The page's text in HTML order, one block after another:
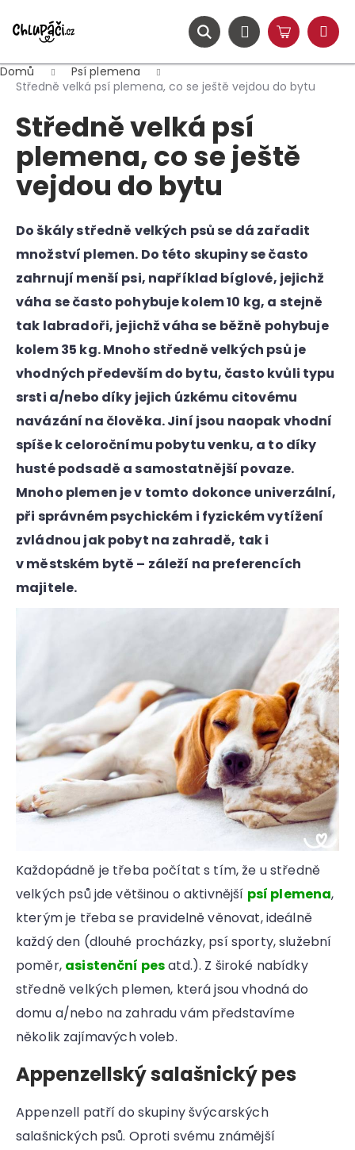
obsah
HledatPřihlášení
Nákupní
košík
Menu
Domů
Psí plemena
Středně velká psí plemena, co se ještě vejdou do bytu
Středně velká psí
plemena, co se ještě
vejdou do bytu
Do škály středně velkých psů se dá zařadit
množství plemen. Do této skupiny se často
zahrnují menší psi, například bíglové, jejichž
váha se často pohybuje kolem 10 kg, a stejně
tak labradoři, jejichž váha se běžně pohybuje
kolem 35 kg. Mnoho středně velkých psů je
vhodných především do bytu, často kvůli typu
srsti a/nebo díky jejich úzkému citovému
navázání na člověka. Jiní jsou naopak vhodní
spíše k celoročnímu pobytu venku, a to díky
husté podsadě a samostatnější povaze.
Mnoho plemen je v tomto dokonce univerzální,
při správném psychickém i fyzickém vytížení
zvládnou jak pobyt na zahradě, tak i
v městském bytě – záleží na preferencích
majitele.
Každopádně je třeba počítat s tím, že u středně
velkých psů jde většinou o aktivnější psí plemena,
kterým je třeba se pravidelně věnovat, ideálně
každý den (dlouhé procházky, psí sporty, služební
poměr, asistenční pesatd.). Z široké nabídky
středně velkých plemen, která jsou vhodná do
domu a/nebo na zahradu vám představíme
několik zajímavých voleb.
Appenzellský salašnický pes
Appenzell patří do skupiny švýcarských
salašnických psů. Oproti svému známější
í
ZPĚT
ZPĚT
C
p
o
t
ř
b
u
j
e
t
e
n
a
j
í
t
?
r
u
č
u
e
m